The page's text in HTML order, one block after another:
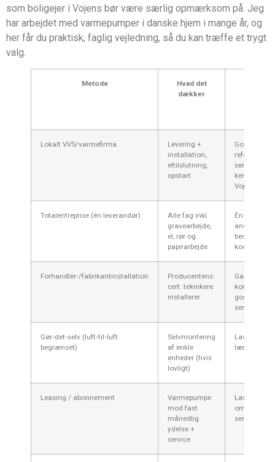
som boligejer i Vojens bør være særlig opmærksom på. Jeg
har arbejdet med varmepumper i danske hjem i mange år, og
her får du praktisk, faglig vejledning, så du kan træffe et trygt
valg.
Metode
Hvad det
dækker
Lokalt VVS/varmefirma
Levering +
installation,
eltilslutning,
opstart
Gode lokale
referencer,
service,
kendskab til
Totalentreprise (én leverandør)
Alle fag inkl.
gravearbejde,
el, rør og
papirarbejde
Én kontakt,
ansvar, ofte
bedre
Forhandler‑/fabrikantinstallation
Producentens
cert. teknikere
installerer
Garanti,
gode
Gør‑det‑selv (luft‑til‑luft
begrænset)
Selvmontering
af enkle
enheder (hvis
lovligt)
Lav pris,
Leasing / abonnement
Varmepumpe
mod fast
månedlig
ydelse +
service
Lav initial
omkostning,
service inkl.